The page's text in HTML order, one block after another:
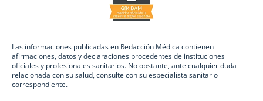
Las informaciones publicadas en Redacción Médica contienen
afirmaciones, datos y declaraciones procedentes de instituciones
oficiales y profesionales sanitarios. No obstante, ante cualquier duda
relacionada con su salud, consulte con su especialista sanitario
correspondiente.